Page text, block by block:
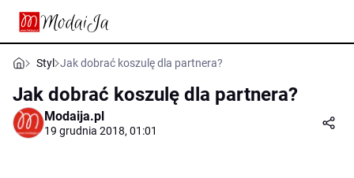
Styl Jak dobrać koszulę dla partnera?
Jak dobrać koszulę dla partnera?
Modaija.pl
19 grudnia 2018, 01:01